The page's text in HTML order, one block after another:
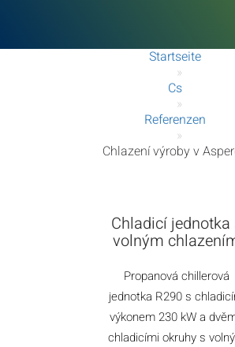
Startseite
»
Cs
»
Referenzen
»
Chlazení výroby v
Chladicí jednotka
volným
Propanová chillerová
jednotka R290 s
výkonem 230 kW a
chladicími okruhy s